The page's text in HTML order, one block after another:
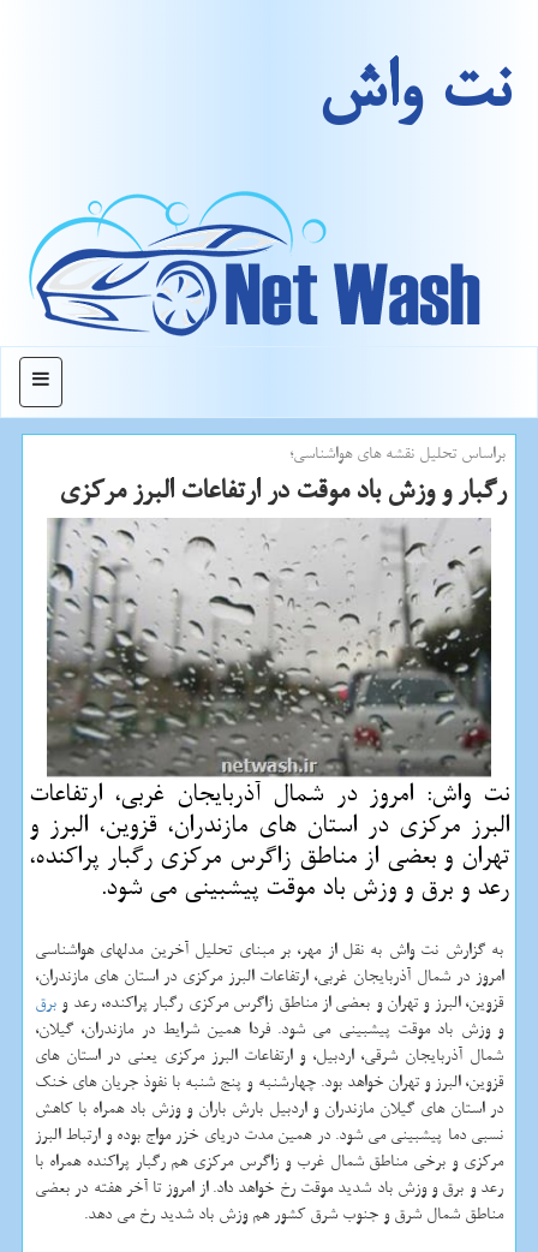
نت واش
منو
براساس تحلیل نقشه های هواشناسی؛
رگبار و وزش باد موقت در ارتفاعات البرز مركزی
نت واش: امروز در شمال آذربایجان غربی، ارتفاعات
البرز مركزی در استان های مازندران، قزوین، البرز و
تهران و بعضی از مناطق زاگرس مركزی رگبار پراكنده،
رعد و برق و وزش باد موقت پیشبینی می شود.
به گزارش نت واش به نقل از مهر، بر مبنای تحلیل آخرین مدلهای هواشناسی
امروز در شمال آذربایجان غربی، ارتفاعات البرز مرکزی در استان های مازندران،
قزوین، البرز و تهران و بعضی از مناطق زاگرس مرکزی رگبار پراکنده، رعد و برق
و وزش باد موقت پیشبینی می شود. فردا همین شرایط در مازندران، گیلان،
شمال آذربایجان شرقی، اردبیل، و ارتفاعات البرز مرکزی یعنی در استان های
قزوین، البرز و تهران خواهد بود. چهارشنبه و پنج شنبه با نفوذ جریان های خنک
در استان های گیلان مازندران و اردبیل بارش باران و وزش باد همراه با کاهش
نسبی دما پیشبینی می شود. در همین مدت دریای خزر مواج بوده و ارتباط البرز
مرکزی و برخی مناطق شمال غرب و زاگرس مرکزی هم رگبار پراکنده همراه با
رعد و برق و وزش باد شدید موقت رخ خواهد داد. از امروز تا آخر هفته در بعضی
مناطق شمال شرق و جنوب شرق کشور هم وزش باد شدید رخ می دهد.